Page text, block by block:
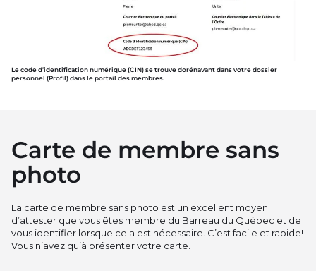
Le code d’identification numérique (CIN) se trouve dorénavant dans votre dossier
personnel (Profil) dans le portail des membres.
Carte de membre sans
photo
La carte de membre sans photo est un excellent moyen
d’attester que vous êtes membre du Barreau du Québec et de
vous identifier lorsque cela est nécessaire. C’est facile et rapide!
Vous n’avez qu’à présenter votre carte.